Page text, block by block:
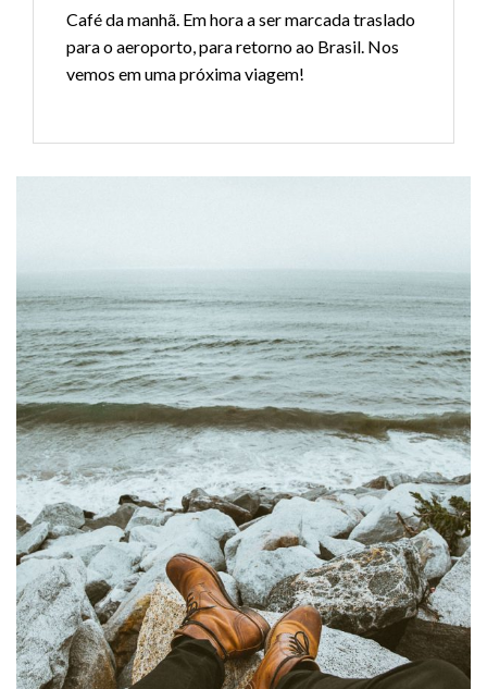
Café da manhã. Em hora a ser marcada traslado
para o aeroporto, para retorno ao Brasil. Nos
vemos em uma próxima viagem!